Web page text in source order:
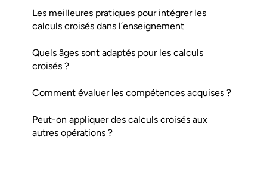
Les meilleures pratiques pour intégrer les
calculs croisés dans l’enseignement
Quels âges sont adaptés pour les calculs
croisés ?
Comment évaluer les compétences acquises ?
Peut-on appliquer des calculs croisés aux
autres opérations ?